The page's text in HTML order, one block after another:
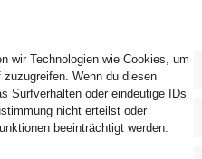
wir Technologien wie Cookies, um
Wenn du diesen
Surfverhalten oder eindeutige IDs
nicht erteilst oder
beeinträchtigt werden.